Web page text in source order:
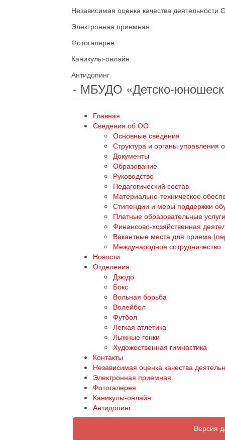
Независимая оценка качества деятельности
Электронная приемная
Фотогалерея
Каникулы-онлайн
Антидопинг
- МБУДО «Детско-
Главная
Сведения об ОО
Основные сведения
Структура и органы управления
Документы
Образование
Руководство
Педагогический состав
Материально-техническое
Стипендии и меры поддержки
Платные образовательные услуги
Финансово-хозяйственная
Вакантные места для приема
Международное сотрудничество
Новости
Отделения
Дзюдо
Бокс
Вольная борьба
Волейбол
Футбол
Легкая атлетика
Лыжные гонки
Художественная гимнастика
Контакты
Независимая оценка качества
Электронная приемная
Фотогалерея
Каникулы-онлайн
Антидопинг
Версия